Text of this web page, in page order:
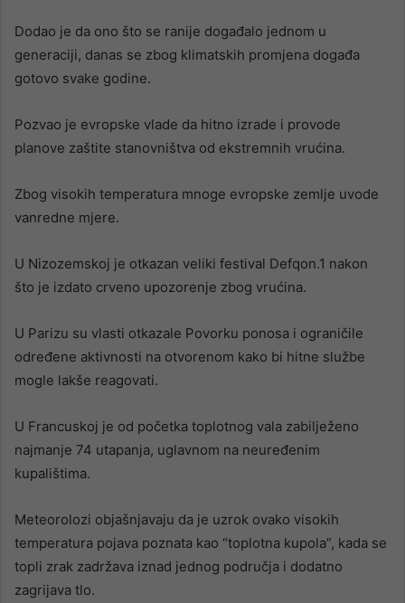
Dodao je da ono što se ranije događalo jednom u
generaciji, danas se zbog klimatskih promjena događa
gotovo svake godine.
Pozvao je evropske vlade da hitno izrade i provode
planove zaštite stanovništva od ekstremnih vrućina.
Zbog visokih temperatura mnoge evropske zemlje uvode
vanredne mjere.
U Nizozemskoj je otkazan veliki festival Defqon.1 nakon
što je izdato crveno upozorenje zbog vrućina.
U Parizu su vlasti otkazale Povorku ponosa i ograničile
određene aktivnosti na otvorenom kako bi hitne službe
mogle lakše reagovati.
U Francuskoj je od početka toplotnog vala zabilježeno
najmanje 74 utapanja, uglavnom na neuređenim
kupalištima.
Meteorolozi objašnjavaju da je uzrok ovako visokih
temperatura pojava poznata kao “toplotna kupola”, kada se
topli zrak zadržava iznad jednog područja i dodatno
zagrijava tlo.